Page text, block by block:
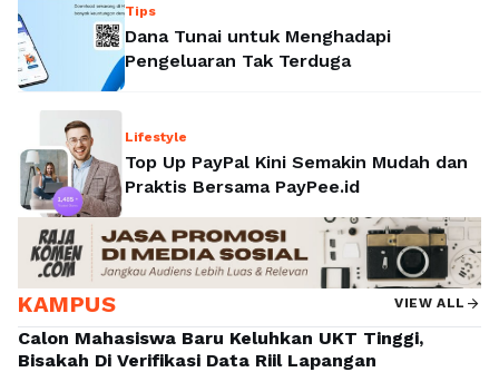
Tips
Dana Tunai untuk Menghadapi
Pengeluaran Tak Terduga
Lifestyle
Top Up PayPal Kini Semakin Mudah dan
Praktis Bersama PayPee.id
KAMPUS VIEW ALL arrow_forward
Calon Mahasiswa Baru Keluhkan UKT Tinggi,
Bisakah Di Verifikasi Data Riil Lapangan